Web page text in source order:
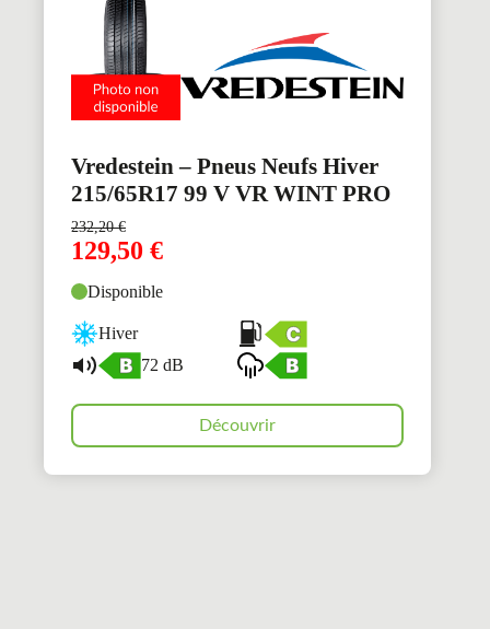
Vredestein – Pneus Neufs Hiver
215/65R17 99 V VR WINT PRO
232,20€
129,50 €
Disponible
Hiver
72 dB
Découvrir